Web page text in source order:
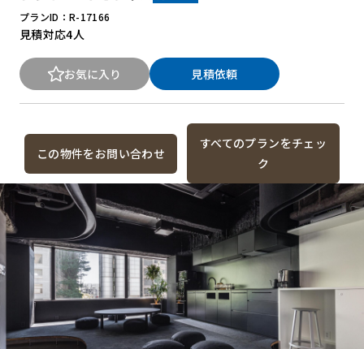
プランID：R-17166
見積対応4人
お気に入り 見積依頼
この物件をお問い合わせ
すべてのプランをチェッ
ク